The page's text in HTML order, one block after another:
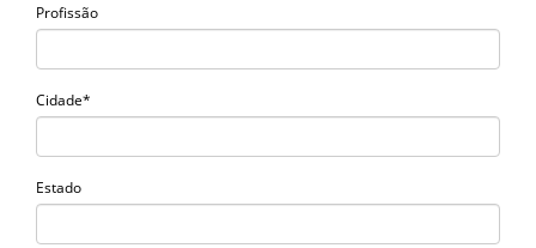
Profissão
Cidade*
Estado